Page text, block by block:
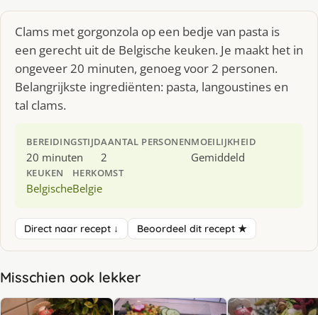
Clams met gorgonzola op een bedje van pasta is
een gerecht uit de Belgische keuken. Je maakt het in
ongeveer 20 minuten, genoeg voor 2 personen.
Belangrijkste ingrediënten: pasta, langoustines en
tal clams.
BEREIDINGSTIJD
20 minuten
AANTAL PERSONEN
2
MOEILIJKHEID
Gemiddeld
KEUKEN
Belgische
HERKOMST
Belgie
Direct naar recept ↓ Beoordeel dit recept ★
Misschien ook lekker